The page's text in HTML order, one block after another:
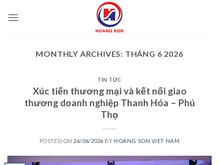
MONTHLY ARCHIVES: THÁNG 6 2026
TIN TỨC
Xúc tiến thương mại và kết nối giao
thương doanh nghiệp Thanh Hóa – Phú
Thọ
POSTED ON 26/06/2026 BY HOANG SON VIET NAM